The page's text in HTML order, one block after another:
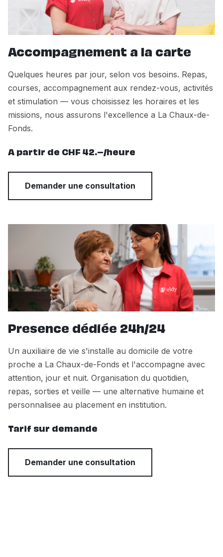
Accompagnement a la carte
Quelques heures par jour, selon vos besoins. Repas,
courses, accompagnement aux rendez-vous, activités
et stimulation — vous choisissez les horaires et les
missions, nous assurons l'excellence a La Chaux-de-
Fonds.
A partir de CHF 42.–/heure
Demander une consultation
Presence dédiée 24h/24
Un auxiliaire de vie s'installe au domicile de votre
proche a La Chaux-de-Fonds et l'accompagne avec
attention, jour et nuit. Organisation du quotidien,
repas, sorties et veille — une alternative humaine et
personnalisee au placement en institution.
Tarif sur demande
Demander une consultation